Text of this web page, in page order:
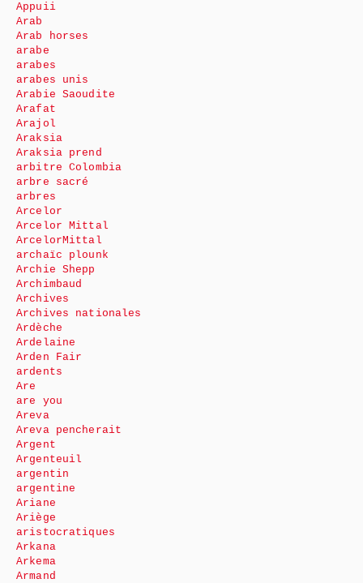
Appuii
Arab
Arab horses
arabe
arabes
arabes unis
Arabie Saoudite
Arafat
Arajol
Araksia
Araksia prend
arbitre Colombia
arbre sacré
arbres
Arcelor
Arcelor Mittal
ArcelorMittal
archaïc plounk
Archie Shepp
Archimbaud
Archives
Archives nationales
Ardèche
Ardelaine
Arden Fair
ardents
Are
are you
Areva
Areva pencherait
Argent
Argenteuil
argentin
argentine
Ariane
Ariège
aristocratiques
Arkana
Arkema
Armand